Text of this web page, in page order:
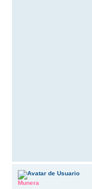
Munera